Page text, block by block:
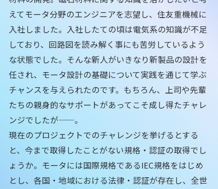
えてモータ分野のエンジニアを志望し、住友重機械に
入社しました。入社したての頃は電気系の知識が不足
しており、回路図を読み解く事にも苦労しているよう
な状態でした。そんな新人がいきなり新製品の設計を
任され、モータ設計の基礎について実践を通じて学ぶ
チャンスを与えられたのです。もちろん、上司や先輩
たちの親身的なサポートがあってこそ成し得たチャレ
ンジでしたが——。
現在のプロジェクトでのチャレンジを挙げるとする
と、今まで取得したことがない規格・認証の取得でし
ょうか。モータには国際規格であるIEC規格をはじめ
とし、各国・地域における法律・認証が存在し、全世